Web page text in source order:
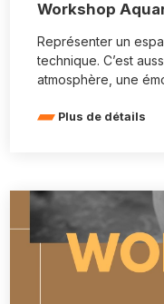
Workshop
Représenter un
technique. C’est
atmosphère, une
Plus de détails